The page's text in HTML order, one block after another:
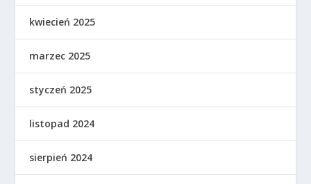
kwiecień 2025
marzec 2025
styczeń 2025
listopad 2024
sierpień 2024